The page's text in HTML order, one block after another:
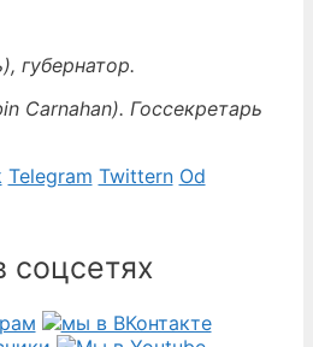
губернатор.
Carnahan). Госсекретарь
Telegram Twittern Od